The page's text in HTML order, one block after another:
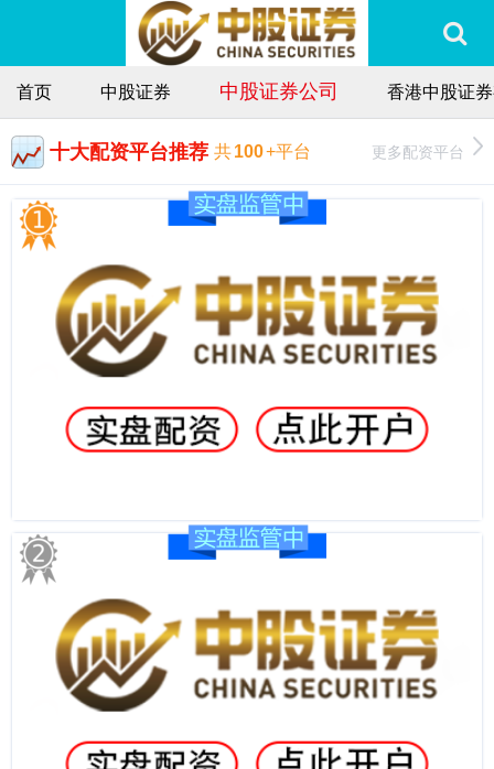
首页 中股证券 中股证券公司 香港中股证
十大配资平台推荐 共100+平台 更多配资平台